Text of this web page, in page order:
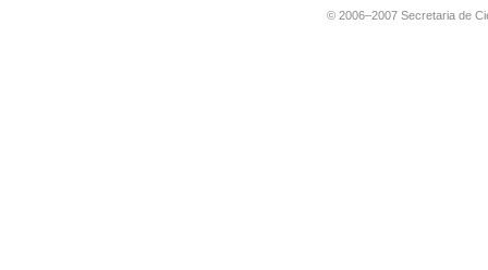
© 2006–2007 Secretaria de